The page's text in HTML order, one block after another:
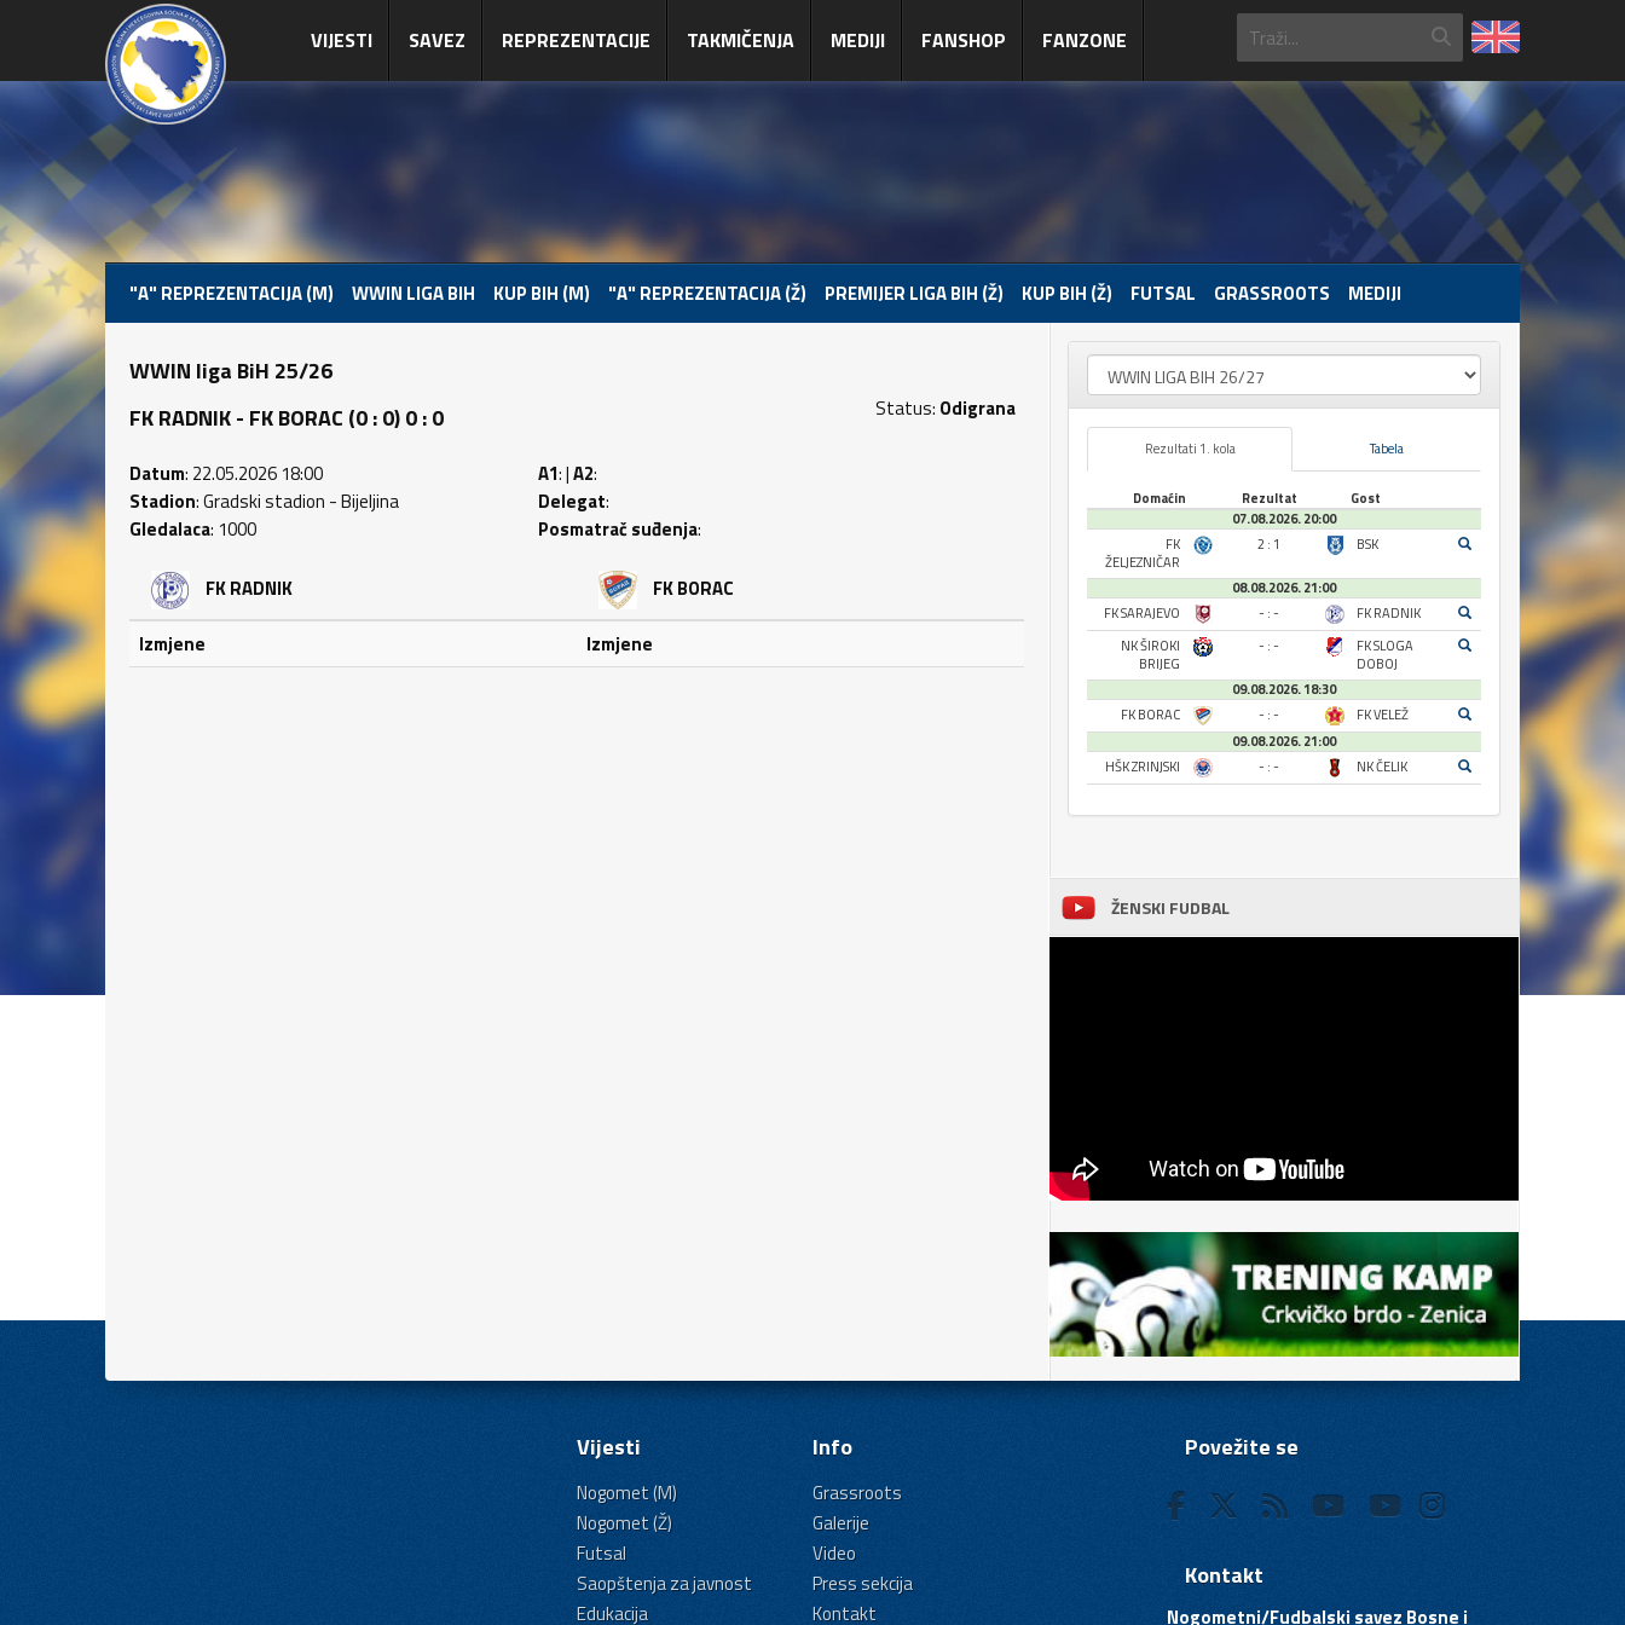
VIJESTI SAVEZ REPREZENTACIJE TAKMIČENJA MEDIJI FANSHOP FANZONE
"A" REPREZENTACIJA (M) WWIN LIGA BIH KUP BIH (M) "A" REPREZENTACIJA (Ž) PREMIJER LIGA BIH (Ž) KUP BIH (Ž) FUTSAL GRASSROOTS MEDIJI
WWIN liga BiH 25/26
FK RADNIK - FK BORAC (0 : 0) 0 : 0
Status: Odigrana
Datum: 22.05.2026 18:00
Stadion: Gradski stadion - Bijeljina
Gledalaca: 1000
A1: |A2:
Delegat:
Posmatrač suđenja:
FK RADNIK
Izmjene
FK BORAC
Izmjene
Rezultati 1. kola Tabela
Domaćin Rezultat
Gost
07.08.2026. 20:00
FK
ŽELJEZNIČAR
2 : 1 BSK
08.08.2026. 21:00
FK SARAJEVO
- : -
FK RADNIK
NK ŠIROKI
BRIJEG
- : -
FK SLOGA
DOBOJ
09.08.2026. 18:30
FK BORAC
- : -
FK VELEŽ
09.08.2026. 21:00
HŠK ZRINJSKI
- : - NK ČELIK
ŽENSKI FUDBAL
Vijesti
Nogomet (M)
Nogomet (Ž)
Futsal
Saopštenja za javnost
Edukacija
Info
Grassroots
Galerije
Video
Press sekcija
Kontakt
Povežite se
Kontakt
Nogometni/Fudbalski savez Bosne i